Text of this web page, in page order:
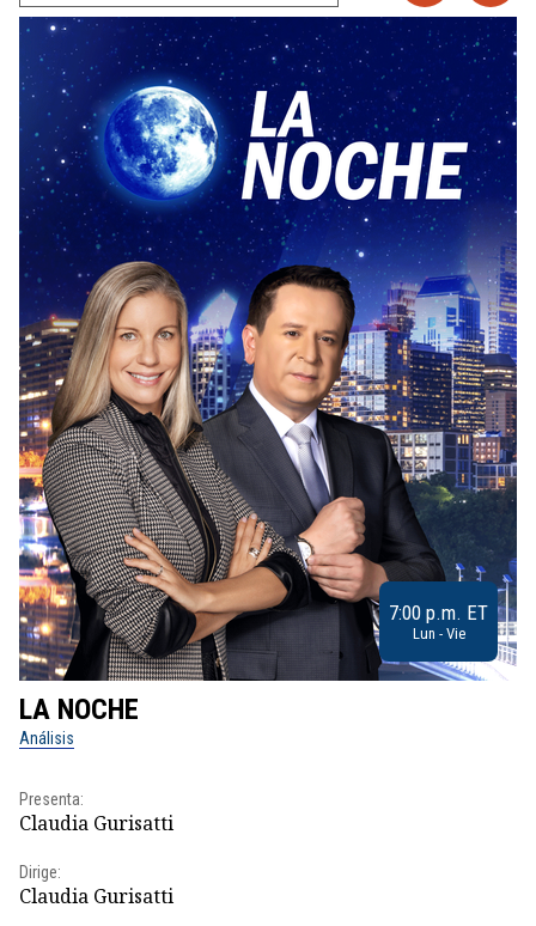
7:00 p.m. ET
Lun - Vie
LA NOCHE
Análisis
Presenta:
Claudia Gurisatti
Dirige:
Claudia Gurisatti